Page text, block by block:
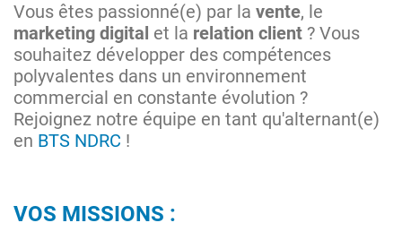
Vous êtes passionné(e) par la vente, le
marketing digital et la relation client ? Vous
souhaitez développer des compétences
polyvalentes dans un environnement
commercial en constante évolution ?
Rejoignez notre équipe en tant qu'alternant(e)
en BTS NDRC !
VOS MISSIONS :